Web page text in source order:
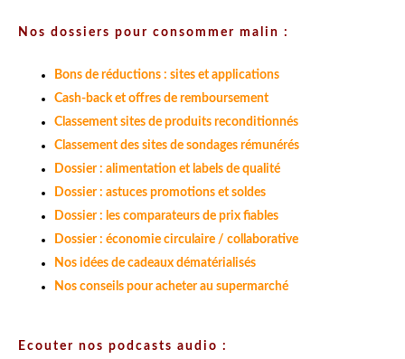
Nos dossiers pour consommer malin :
Bons de réductions : sites et applications
Cash-back et offres de remboursement
Classement sites de produits reconditionnés
Classement des sites de sondages rémunérés
Dossier : alimentation et labels de qualité
Dossier : astuces promotions et soldes
Dossier : les comparateurs de prix fiables
Dossier : économie circulaire / collaborative
Nos idées de cadeaux dématérialisés
Nos conseils pour acheter au supermarché
Ecouter nos podcasts audio :